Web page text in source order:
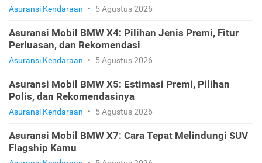
Asuransi Kendaraan • 5 Agustus 2026
Asuransi Mobil BMW X4: Pilihan Jenis Premi, Fitur
Perluasan, dan Rekomendasi
Asuransi Kendaraan • 5 Agustus 2026
Asuransi Mobil BMW X5: Estimasi Premi, Pilihan
Polis, dan Rekomendasinya
Asuransi Kendaraan • 5 Agustus 2026
Asuransi Mobil BMW X7: Cara Tepat Melindungi SUV
Flagship Kamu